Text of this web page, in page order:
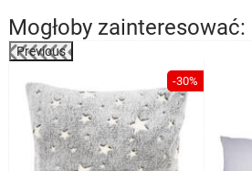
Mogłoby zainteresować:
Previous
-30%